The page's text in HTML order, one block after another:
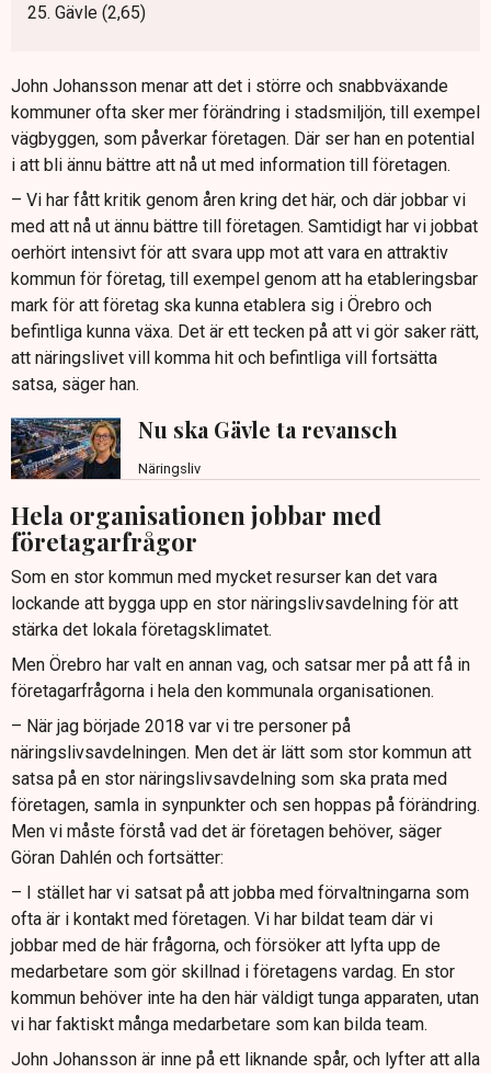
25. Gävle (2,65)
John Johansson menar att det i större och snabbväxande
kommuner ofta sker mer förändring i stadsmiljön, till exempel
vägbyggen, som påverkar företagen. Där ser han en potential
i att bli ännu bättre att nå ut med information till företagen.
– Vi har fått kritik genom åren kring det här, och där jobbar vi
med att nå ut ännu bättre till företagen. Samtidigt har vi jobbat
oerhört intensivt för att svara upp mot att vara en attraktiv
kommun för företag, till exempel genom att ha etableringsbar
mark för att företag ska kunna etablera sig i Örebro och
befintliga kunna växa. Det är ett tecken på att vi gör saker rätt,
att näringslivet vill komma hit och befintliga vill fortsätta
satsa, säger han.
Nu ska Gävle ta revansch
Näringsliv
Hela organisationen jobbar med
företagarfrågor
Som en stor kommun med mycket resurser kan det vara
lockande att bygga upp en stor näringslivsavdelning för att
stärka det lokala företagsklimatet.
Men Örebro har valt en annan vag, och satsar mer på att få in
företagarfrågorna i hela den kommunala organisationen.
– När jag började 2018 var vi tre personer på
näringslivsavdelningen. Men det är lätt som stor kommun att
satsa på en stor näringslivsavdelning som ska prata med
företagen, samla in synpunkter och sen hoppas på förändring.
Men vi måste förstå vad det är företagen behöver, säger
Göran Dahlén och fortsätter:
– I stället har vi satsat på att jobba med förvaltningarna som
ofta är i kontakt med företagen. Vi har bildat team där vi
jobbar med de här frågorna, och försöker att lyfta upp de
medarbetare som gör skillnad i företagens vardag. En stor
kommun behöver inte ha den här väldigt tunga apparaten, utan
vi har faktiskt många medarbetare som kan bilda team.
John Johansson är inne på ett liknande spår, och lyfter att alla